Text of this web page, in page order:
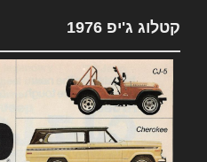
קטלוג ג'יפ 1976